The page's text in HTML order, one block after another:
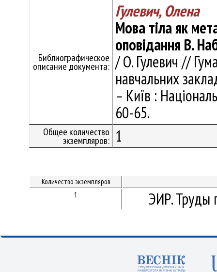
Библиографическое
описание документа:
Гулевич, Олена
Мова тіла як
оповідання В.
/ О. Гулевич //
навчальних
– Київ :
60-65.
Общее количество
экземпляров: 1
Количество экземпляров
1
ЭИР. Труды